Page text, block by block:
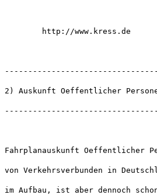
        http://www.kress.de
2) Auskunft Oeffentlicher
Fahrplanauskunft Oeffentlicher
von Verkehrsverbunden in
im Aufbau, ist aber dennoch